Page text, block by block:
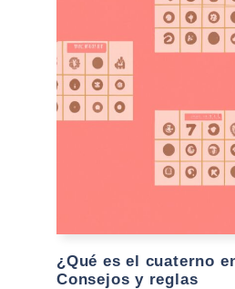
¿Qué es el cuaterno
Consejos y reglas